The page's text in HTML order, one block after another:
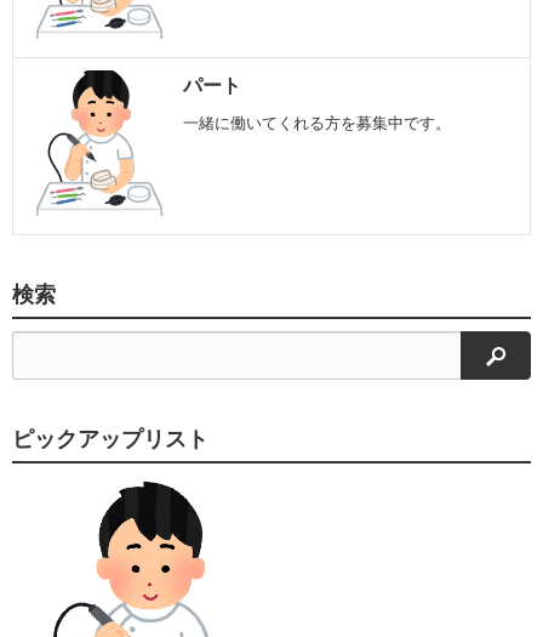
パート
一緒に働いてくれる方を募集中です。
検索
検索
ピックアップリスト